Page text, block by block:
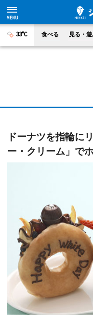
33°C 食べる 見る・
ドーナツを指輪に
ー・クリーム」で